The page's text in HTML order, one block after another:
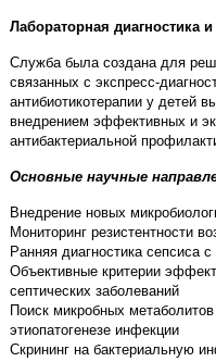
Лабораторная диагностика
Служба была создана для
связанных с экспресс-
антибиотикотерапии у детей
внедрением эффективных и
антибактериальной
Основные научные
Внедрение новых
Мониторинг резистентности
Ранняя диагностика сепсиса
Объективные критерии
септических заболеваний
Поиск микробных
этиопатогенезе инфекции
Скрининг на бактериальную